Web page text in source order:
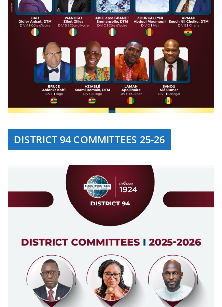
DISTRICT 94 COMMITTEES 25-26